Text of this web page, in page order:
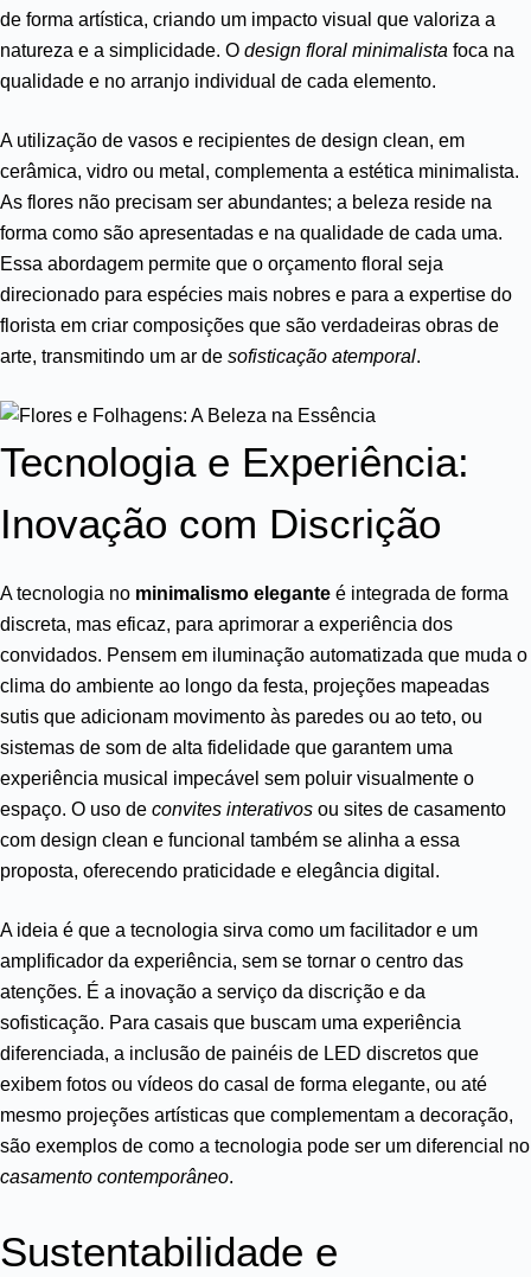
de forma artística, criando um impacto visual que valoriza a
natureza e a simplicidade. O design floral minimalista foca na
qualidade e no arranjo individual de cada elemento.
A utilização de vasos e recipientes de design clean, em
cerâmica, vidro ou metal, complementa a estética minimalista.
As flores não precisam ser abundantes; a beleza reside na
forma como são apresentadas e na qualidade de cada uma.
Essa abordagem permite que o orçamento floral seja
direcionado para espécies mais nobres e para a expertise do
florista em criar composições que são verdadeiras obras de
arte, transmitindo um ar de sofisticação atemporal.
Tecnologia e Experiência:
Inovação com Discrição
A tecnologia no minimalismo elegante é integrada de forma
discreta, mas eficaz, para aprimorar a experiência dos
convidados. Pensem em iluminação automatizada que muda o
clima do ambiente ao longo da festa, projeções mapeadas
sutis que adicionam movimento às paredes ou ao teto, ou
sistemas de som de alta fidelidade que garantem uma
experiência musical impecável sem poluir visualmente o
espaço. O uso de convites interativos ou sites de casamento
com design clean e funcional também se alinha a essa
proposta, oferecendo praticidade e elegância digital.
A ideia é que a tecnologia sirva como um facilitador e um
amplificador da experiência, sem se tornar o centro das
atenções. É a inovação a serviço da discrição e da
sofisticação. Para casais que buscam uma experiência
diferenciada, a inclusão de painéis de LED discretos que
exibem fotos ou vídeos do casal de forma elegante, ou até
mesmo projeções artísticas que complementam a decoração,
são exemplos de como a tecnologia pode ser um diferencial no
casamento contemporâneo.
Sustentabilidade e